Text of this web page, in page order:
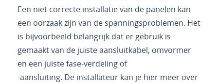
Een niet correcte installatie van de panelen kan
een oorzaak zijn van de spanningsproblemen. Het
is bijvoorbeeld belangrijk dat er gebruik is
gemaakt van de juiste aansluitkabel, omvormer
en een juiste fase-verdeling of
-aansluiting. De installateur kan je hier meer over